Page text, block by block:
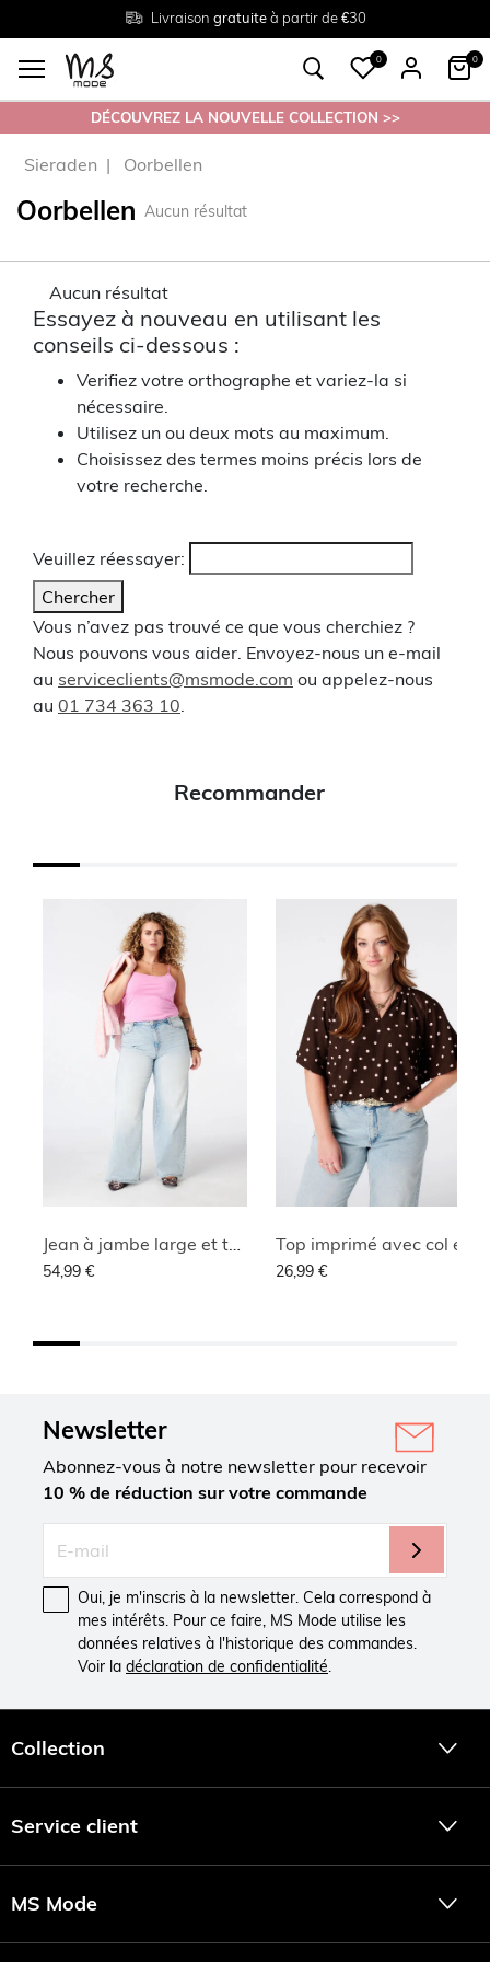
Livraison gratuiteà partir de €30
Tailles du38 au 54
Retourgratuit en magasin
0 0
DÉCOUVREZ LA NOUVELLE COLLECTION >>
Sieraden Oorbellen
Oorbellen Aucun résultat
Aucun résultat
Essayez à nouveau en utilisant les
conseils ci-dessous :
Verifiez votre orthographe et variez-la si
nécessaire.
Utilisez un ou deux mots au maximum.
Choisissez des termes moins précis lors de
votre recherche.
Veuillez réessayer:
Chercher
Vous n’avez pas trouvé ce que vous cherchiez ?
Nous pouvons vous aider. Envoyez-nous un e-mail
au serviceclients@msmode.com ou appelez-nous
au 01 734 363 10
Recommander
54,99 € 26,99 €
Newsletter
Abonnez-vous à notre newsletter pour recevoir
10 % de réduction sur votre commande
Oui, je m'inscris à la newsletter. Cela correspond à
mes intérêts. Pour ce faire, MS Mode utilise les
données relatives à l'historique des commandes.
Voir la déclaration de confidentialité
Collection
Service client
MS Mode